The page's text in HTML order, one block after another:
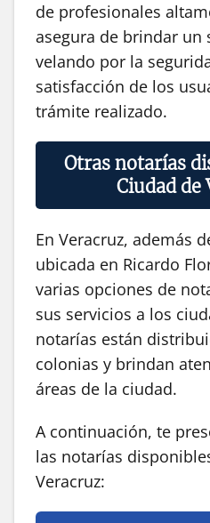
de profesionales
asegura de brindar un
velando por la
satisfacción de los
trámite realizado.
Otras notarías
Ciudad de
En Veracruz, además
ubicada en Ricardo
varias opciones de
sus servicios a los
notarías están
colonias y brindan
áreas de la ciudad.
A continuación, te
las notarías
Veracruz: